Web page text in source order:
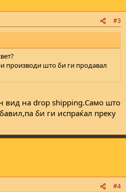
#3
производи што би ги продавал
вид на drop shipping.Само што
би ги испраќал преку
#4